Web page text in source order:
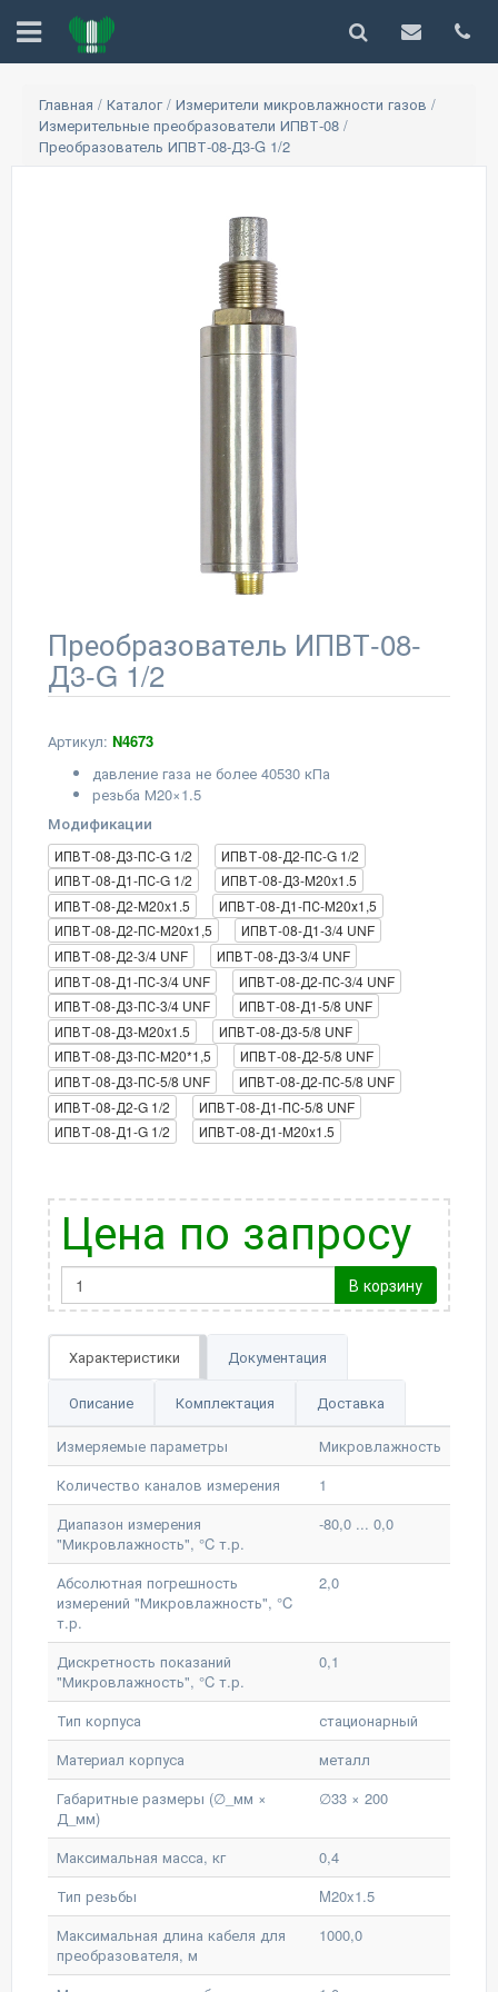
Главная / Каталог/ Измерители микровлажности газов /
Измерительные преобразователи ИПВТ-08 /
Преобразователь ИПВТ-08-Д3-G 1/2
Преобразователь ИПВТ-08-
Д3-G 1/2
Артикул: N4673
давление газа не более 40530 кПа
резьба М20×1.5
Модификации
ИПВТ-08-Д3-ПС-G 1/2
ИПВТ-08-Д2-ПС-G 1/2
ИПВТ-08-Д1-ПС-G 1/2
ИПВТ-08-Д3-M20x1.5
ИПВТ-08-Д2-M20x1.5
ИПВТ-08-Д1-ПС-М20х1,5
ИПВТ-08-Д2-ПС-М20х1,5
ИПВТ-08-Д1-3/4 UNF
ИПВТ-08-Д2-3/4 UNF
ИПВТ-08-Д3-3/4 UNF
ИПВТ-08-Д1-ПС-3/4 UNF
ИПВТ-08-Д2-ПС-3/4 UNF
ИПВТ-08-Д3-ПС-3/4 UNF
ИПВТ-08-Д1-5/8 UNF
ИПВТ-08-Д3-M20x1.5
ИПВТ-08-Д3-5/8 UNF
ИПВТ-08-Д3-ПС-М20*1,5
ИПВТ-08-Д2-5/8 UNF
ИПВТ-08-Д3-ПС-5/8 UNF
ИПВТ-08-Д2-ПС-5/8 UNF
ИПВТ-08-Д2-G 1/2
ИПВТ-08-Д1-ПС-5/8 UNF
ИПВТ-08-Д1-G 1/2
ИПВТ-08-Д1-M20x1.5
Цена по запросу
В корзину
Характеристики Документация
Описание Комплектация Доставка
Измеряемые параметры
Микровлажность
Количество каналов измерения
1
Диапазон измерения
"Микровлажность", °C т.р.
-80,0 ... 0,0
Абсолютная погрешность
измерений "Микровлажность", °C
т.р.
2,0
Дискретность показаний
"Микровлажность", °C т.р.
0,1
Тип корпуса
стационарный
Материал корпуса
металл
Габаритные размеры (∅_мм ×
Д_мм)
∅33 × 200
Максимальная масса, кг
0,4
Тип резьбы
M20x1.5
Максимальная длина кабеля для
преобразователя, м
1000,0